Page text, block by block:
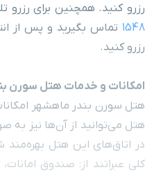
رزرو کنید. همچنین برای رزرو
1548 تماس بگیرید و پس از
رزرو کنید.
امکانات و خدمات هتل سورن
هتل سورن بندر ماهشهر
هتل می‌توانید از آن‌ها نیز
در اتاق‌های این هتل
کلی عبراتند از: صندوق